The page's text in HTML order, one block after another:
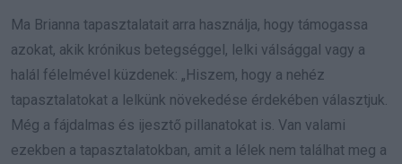
Ma Brianna tapasztalatait arra használja, hogy támogassa
azokat, akik krónikus betegséggel, lelki válsággal vagy a
halál félelmével küzdenek: „Hiszem, hogy a nehéz
tapasztalatokat a lelkünk növekedése érdekében választjuk.
Még a fájdalmas és ijesztő pillanatokat is. Van valami
ezekben a tapasztalatokban, amit a lélek nem találhat meg a